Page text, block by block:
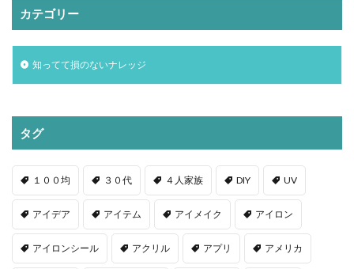
カテゴリー
知ってて損のないナレッジ
タグ
１００均 ３０代 ４人家族 DIY UV
アイデア アイテム アイメイク アイロン
アイロンシール アクリル アプリ アメリカ